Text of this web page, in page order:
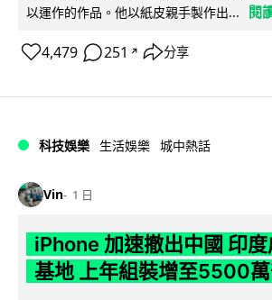
以運作的作品。他以紙皮親手製作出...
閱
4,479 251 ↗ 分享
科技娛樂 生活娛樂 城中熱話
Vin 1 日
iPhone 加速撤出中國 印
基地 上年組裝增至5500